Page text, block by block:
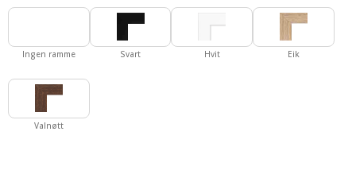
Ingen ramme Svart Hvit Eik
Valnøtt